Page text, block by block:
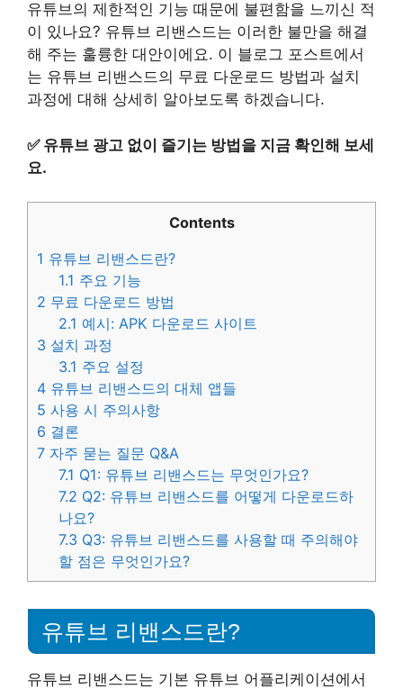
유튜브의 제한적인 기능 때문에 불편함을 느끼신 적
이 있나요? 유튜브 리밴스드는 이러한 불만을 해결
해 주는 훌륭한 대안이에요. 이 블로그 포스트에서
는 유튜브 리밴스드의 무료 다운로드 방법과 설치
과정에 대해 상세히 알아보도록 하겠습니다.
✅ 유튜브 광고 없이 즐기는 방법을 지금 확인해 보세
요.
Contents
1 유튜브 리밴스드란?
1.1 주요 기능
2 무료 다운로드 방법
2.1 예시: APK 다운로드 사이트
3 설치 과정
3.1 주요 설정
4 유튜브 리밴스드의 대체 앱들
5 사용 시 주의사항
6 결론
7 자주 묻는 질문 Q&A
7.1 Q1: 유튜브 리밴스드는 무엇인가요?
7.2 Q2: 유튜브 리밴스드를 어떻게 다운로드하
나요?
7.3 Q3: 유튜브 리밴스드를 사용할 때 주의해야
할 점은 무엇인가요?
유튜브 리밴스드란?
유튜브 리밴스드는 기본 유튜브 어플리케이션에서